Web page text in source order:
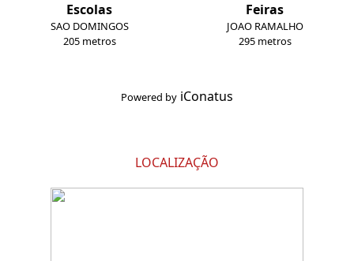
Escolas
SAO DOMINGOS
205 metros
Feiras
JOAO RAMALHO
295 metros
Powered by iConatus
LOCALIZAÇÃO